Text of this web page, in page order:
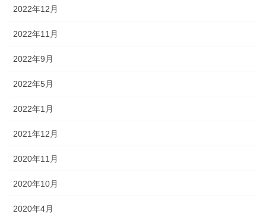
2022年12月
2022年11月
2022年9月
2022年5月
2022年1月
2021年12月
2020年11月
2020年10月
2020年4月